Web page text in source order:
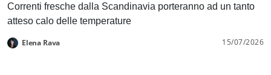
Correnti fresche dalla Scandinavia porteranno ad un tanto
atteso calo delle temperature
Elena Rava 15/07/2026